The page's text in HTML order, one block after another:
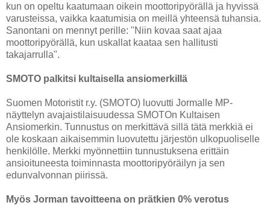
kun on opeltu kaatumaan oikein moottoripyörällä ja hyvissä
varusteissa, vaikka kaatumisia on meillä yhteensä tuhansia.
Sanontani on mennyt perille: "Niin kovaa saat ajaa
moottoripyörällä, kun uskallat kaataa sen hallitusti
takajarrulla".
SMOTO palkitsi kultaisella ansiomerkillä
Suomen Motoristit r.y. (SMOTO) luovutti Jormalle MP-
näyttelyn avajaistilaisuudessa SMOTOn Kultaisen
Ansiomerkin. Tunnustus on merkittävä sillä tätä merkkiä ei
ole koskaan aikaisemmin luovutettu järjestön ulkopuoliselle
henkilölle. Merkki myönnettiin tunnustuksena erittäin
ansioituneesta toiminnasta moottoripyöräilyn ja sen
edunvalvonnan piirissä.
Myös Jorman tavoitteena on prätkien 0% verotus